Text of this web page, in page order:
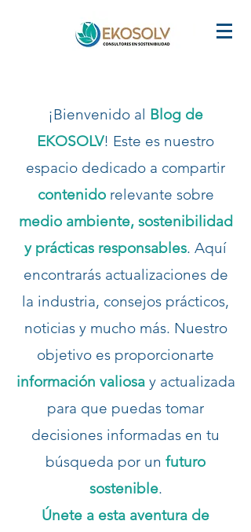
¡Bienvenido al Blog de
EKOSOLV! Este es nuestro
espacio dedicado a compartir
contenido relevante sobre
medio ambiente, sostenibilidad
y prácticas responsables. Aquí
encontrarás actualizaciones de
la industria, consejos prácticos,
noticias y mucho más. Nuestro
objetivo es proporcionarte
información valiosay actualizada
para que puedas tomar
decisiones informadas en tu
búsqueda por un futuro
sostenible.
Únete a esta aventura de